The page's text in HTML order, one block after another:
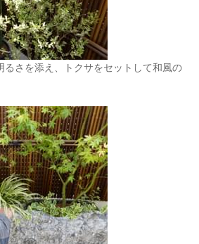
るさを添え、トクサをセットして和風の